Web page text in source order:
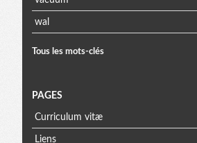
wal
Tous les mots-clés
PAGES
Curriculum vitæ
Liens